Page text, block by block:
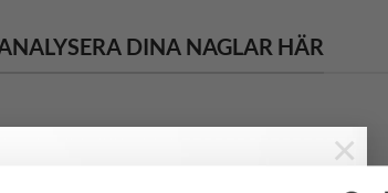
×
DINA NAGLAR HÄR